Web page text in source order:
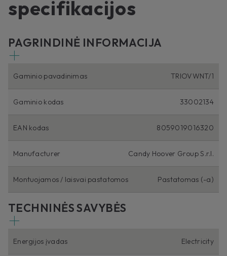
specifikacijos
PAGRINDINĖ INFORMACIJA
Gaminio pavadinimas TRIOVWNT/1
Gaminio kodas 33002134
EAN kodas 8059019016320
Manufacturer Candy Hoover Group S.r.l.
Montuojamos / laisvai pastatomos Pastatomas (-a)
TECHNINĖS SAVYBĖS
Energijos įvadas Electricity